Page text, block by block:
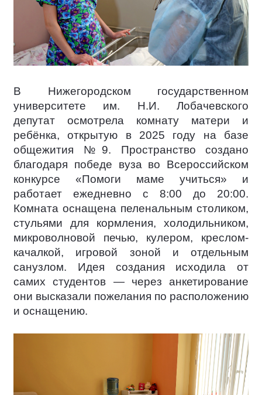
В Нижегородском государственном
университете им. Н.И. Лобачевского
депутат осмотрела комнату матери и
ребёнка, открытую в 2025 году на базе
общежития №9. Пространство создано
благодаря победе вуза во Всероссийском
конкурсе «Помоги маме учиться» и
работает ежедневно с 8:00 до 20:00.
Комната оснащена пеленальным столиком,
стульями для кормления, холодильником,
микроволновой печью, кулером, креслом-
качалкой, игровой зоной и отдельным
санузлом. Идея создания исходила от
самих студентов — через анкетирование
они высказали пожелания по расположению
и оснащению.